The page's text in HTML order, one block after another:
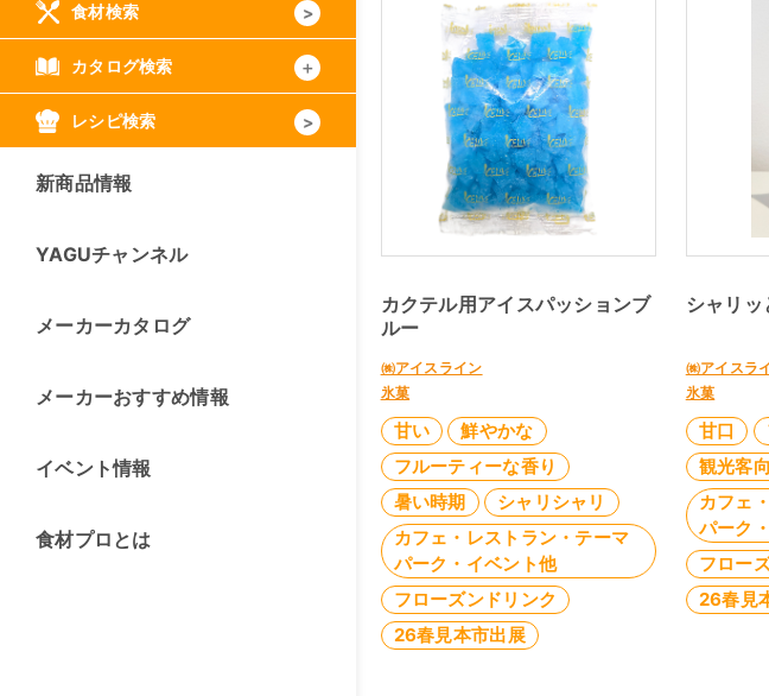
食材検索
カタログ検索
レシピ検索
新商品情報
YAGUチャンネル
メーカーカタログ
メーカーおすすめ情報
イベント情報
食材プロとは
カクテル用アイスパッションブ
ルー
㈱アイスライン
氷菓
甘い
鮮やかな
フルーティーな香り
暑い時期
シャリシャリ
カフェ・レストラン・テーマ
パーク・イベント他
フローズンドリンク
26春見本市出展
シャリ
㈱アイスラ
氷菓
甘口
観光客
カフェ
パーク
フロー
26春見